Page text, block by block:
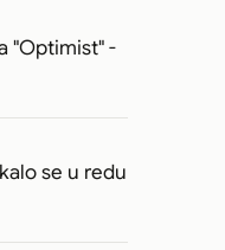
"Optimist" -
se u redu